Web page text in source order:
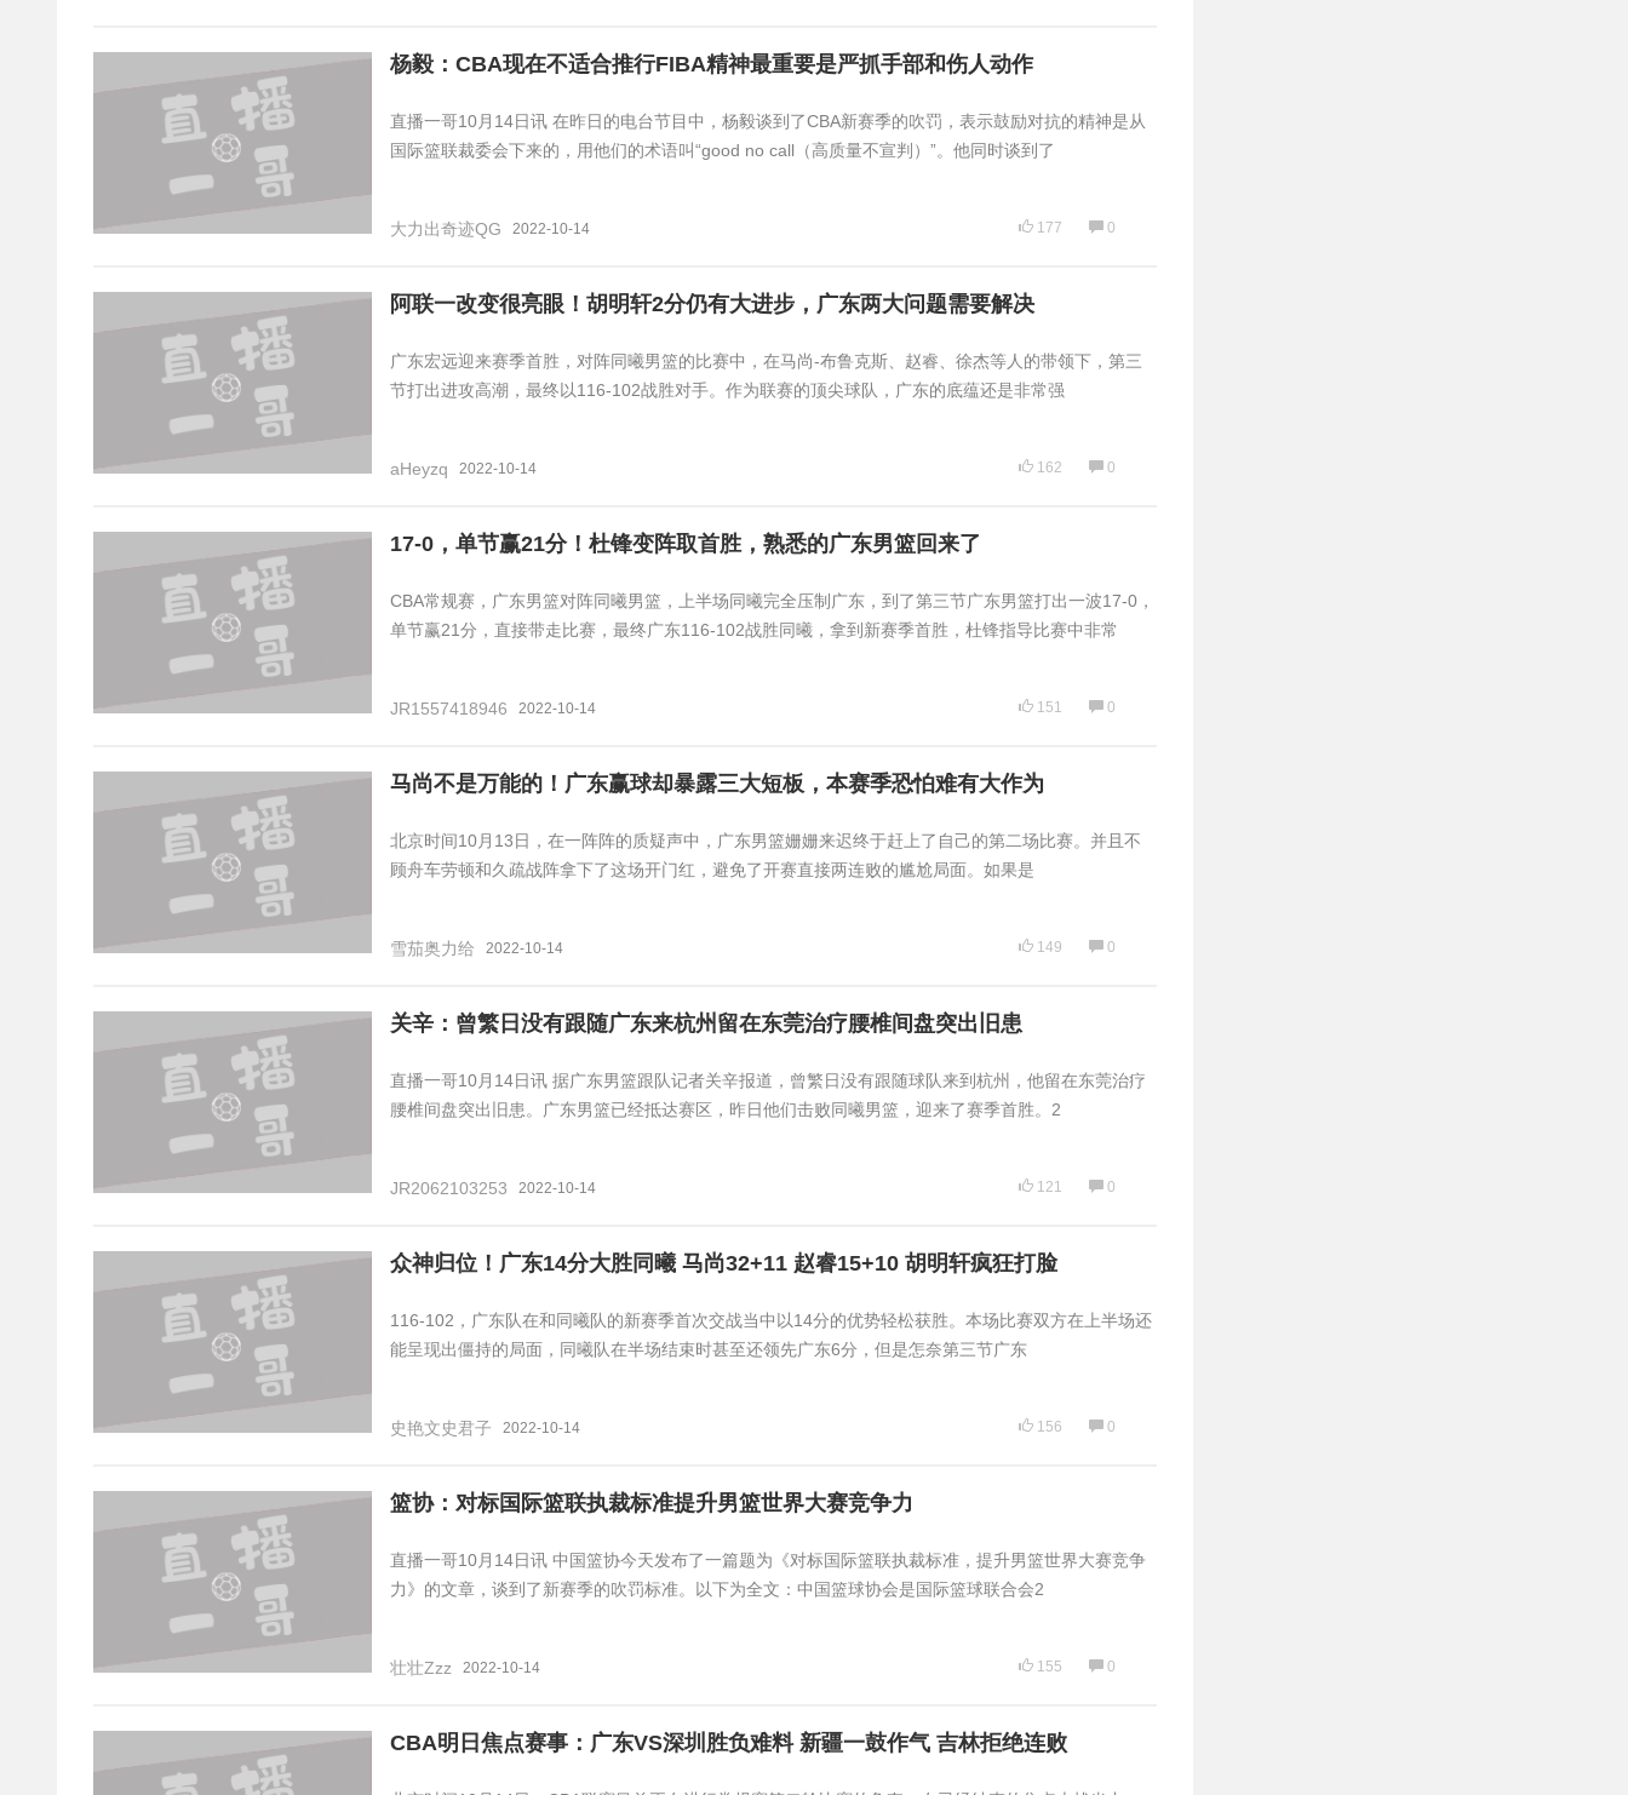
杨毅：CBA现在不适合推行FIBA精神最重要是严抓手部和伤人动作
直播一哥10月14日讯 在昨日的电台节目中，杨毅谈到了CBA新赛季的吹罚，表示鼓励对抗的精神是从
国际篮联裁委会下来的，用他们的术语叫“good no call（高质量不宣判）”。他同时谈到了
大力出奇迹QG 2022-10-14 177 0
阿联一改变很亮眼！胡明轩2分仍有大进步，广东两大问题需要解决
广东宏远迎来赛季首胜，对阵同曦男篮的比赛中，在马尚-布鲁克斯、赵睿、徐杰等人的带领下，第三
节打出进攻高潮，最终以116-102战胜对手。作为联赛的顶尖球队，广东的底蕴还是非常强
aHeyzq 2022-10-14 162 0
17-0，单节赢21分！杜锋变阵取首胜，熟悉的广东男篮回来了
CBA常规赛，广东男篮对阵同曦男篮，上半场同曦完全压制广东，到了第三节广东男篮打出一波17-0，
单节赢21分，直接带走比赛，最终广东116-102战胜同曦，拿到新赛季首胜，杜锋指导比赛中非常
JR1557418946 2022-10-14 151 0
马尚不是万能的！广东赢球却暴露三大短板，本赛季恐怕难有大作为
北京时间10月13日，在一阵阵的质疑声中，广东男篮姗姗来迟终于赶上了自己的第二场比赛。并且不
顾舟车劳顿和久疏战阵拿下了这场开门红，避免了开赛直接两连败的尴尬局面。如果是
雪茄奥力给 2022-10-14 149 0
关辛：曾繁日没有跟随广东来杭州留在东莞治疗腰椎间盘突出旧患
直播一哥10月14日讯 据广东男篮跟队记者关辛报道，曾繁日没有跟随球队来到杭州，他留在东莞治疗
腰椎间盘突出旧患。广东男篮已经抵达赛区，昨日他们击败同曦男篮，迎来了赛季首胜。2
JR2062103253 2022-10-14 121 0
众神归位！广东14分大胜同曦 马尚32+11 赵睿15+10 胡明轩疯狂打脸
116-102，广东队在和同曦队的新赛季首次交战当中以14分的优势轻松获胜。本场比赛双方在上半场还
能呈现出僵持的局面，同曦队在半场结束时甚至还领先广东6分，但是怎奈第三节广东
史艳文史君子 2022-10-14 156 0
篮协：对标国际篮联执裁标准提升男篮世界大赛竞争力
直播一哥10月14日讯 中国篮协今天发布了一篇题为《对标国际篮联执裁标准，提升男篮世界大赛竞争
力》的文章，谈到了新赛季的吹罚标准。以下为全文：中国篮球协会是国际篮球联合会2
壮壮Zzz 2022-10-14 155 0
CBA明日焦点赛事：广东VS深圳胜负难料 新疆一鼓作气 吉林拒绝连败